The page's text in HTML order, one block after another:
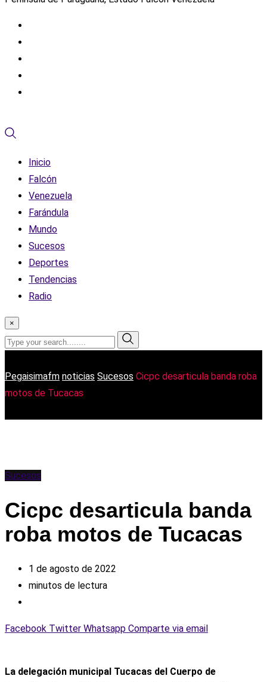
Inicio
Falcón
Venezuela
Farándula
Mundo
Sucesos
Deportes
Tendencias
Radio
×
Pegaisimafm noticias Sucesos Cicpc desarticula banda roba
motos de Tucacas
Sucesos
Cicpc desarticula banda
roba motos de Tucacas
1 de agosto de 2022
minutos de lectura
Facebook Twitter Whatsapp Comparte via email
La delegación municipal Tucacas del Cuerpo de